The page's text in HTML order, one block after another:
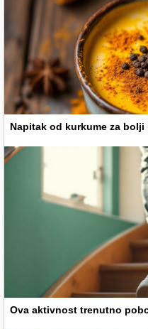
Napitak od kurkume za
Ova aktivnost trenutno